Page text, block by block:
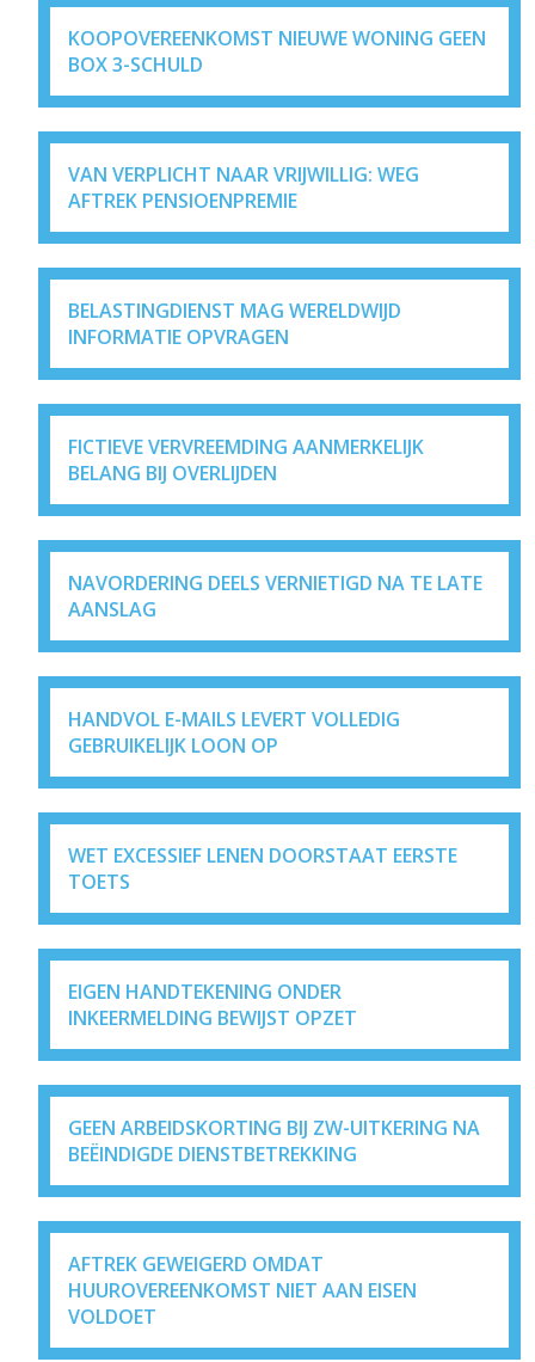
KOOPOVEREENKOMST NIEUWE WONING GEEN
BOX 3-SCHULD
VAN VERPLICHT NAAR VRIJWILLIG: WEG
AFTREK PENSIOENPREMIE
BELASTINGDIENST MAG WERELDWIJD
INFORMATIE OPVRAGEN
FICTIEVE VERVREEMDING AANMERKELIJK
BELANG BIJ OVERLIJDEN
NAVORDERING DEELS VERNIETIGD NA TE LATE
AANSLAG
HANDVOL E-MAILS LEVERT VOLLEDIG
GEBRUIKELIJK LOON OP
WET EXCESSIEF LENEN DOORSTAAT EERSTE
TOETS
EIGEN HANDTEKENING ONDER
INKEERMELDING BEWIJST OPZET
GEEN ARBEIDSKORTING BIJ ZW-UITKERING NA
BEËINDIGDE DIENSTBETREKKING
AFTREK GEWEIGERD OMDAT
HUUROVEREENKOMST NIET AAN EISEN
VOLDOET